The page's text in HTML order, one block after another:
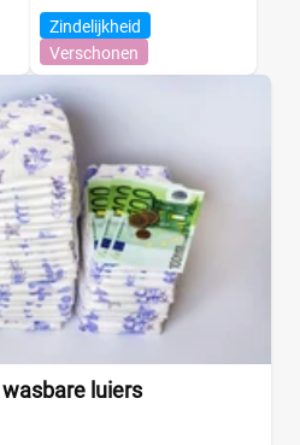
Zindelijkheid
Verschonen
luiers